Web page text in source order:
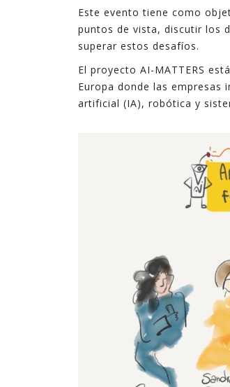
Este evento tiene como
puntos de vista, discutir los
superar estos desafíos.
El proyecto AI-MATTERS
Europa donde las empresas
artificial (IA), robótica y